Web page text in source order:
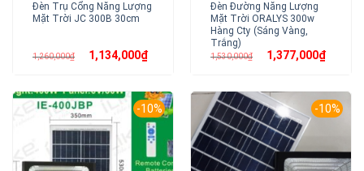
Đèn Trụ Cổng Năng Lượng
Mặt Trời JC 300B 30cm
1,260,000₫ Giá
gốc1,134,000₫Giá
hiện
Đèn Đường Năng Lượng
Mặt Trời ORALYS 300w
Hàng Cty (Sáng Vàng,
Trắng)
1,530,000₫ Giá
gốc1,377,000₫Giá
hiện
-10% -10%